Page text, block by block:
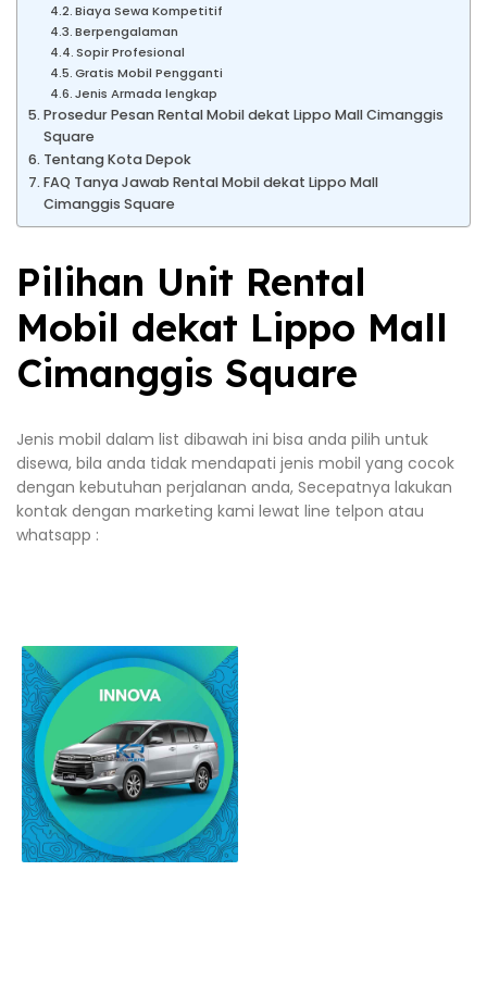
Biaya Sewa Kompetitif
Berpengalaman
Sopir Profesional
Gratis Mobil Pengganti
Jenis Armada lengkap
Prosedur Pesan Rental Mobil dekat Lippo Mall Cimanggis
Square
Tentang Kota Depok
FAQ Tanya Jawab Rental Mobil dekat Lippo Mall
Cimanggis Square
Pilihan Unit Rental
Mobil dekat Lippo Mall
Cimanggis Square
Jenis mobil dalam list dibawah ini bisa anda pilih untuk
disewa, bila anda tidak mendapati jenis mobil yang cocok
dengan kebutuhan perjalanan anda, Secepatnya lakukan
kontak dengan marketing kami lewat line telpon atau
whatsapp :